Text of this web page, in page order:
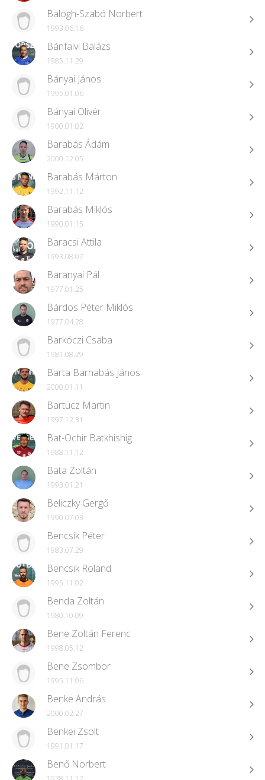
Balogh-Szabó Norbert
1993.06.16
Bánfalvi Balázs
1985.11.29
Bányai János
1995.01.06
Bányai Olivér
1900.01.02
Barabás Ádám
2000.12.05
Barabás Márton
1992.11.12
Barabás Miklós
1990.01.15
Baracsi Attila
1993.08.07
Baranyai Pál
1977.01.25
Bárdos Péter Miklós
1977.04.28
Barkóczi Csaba
1981.08.29
Barta Barnabás János
2000.01.11
Bartucz Martin
1997.12.31
Bat-Ochir Batkhishig
1988.11.12
Bata Zoltán
1993.01.21
Beliczky Gergő
1990.07.03
Bencsik Péter
1983.07.29
Bencsik Roland
1995.11.02
Benda Zoltán
1980.10.09
Bene Zoltán Ferenc
1998.05.12
Bene Zsombor
1995.11.06
Benke András
2000.02.27
Benkei Zsolt
1991.01.17
Benő Norbert